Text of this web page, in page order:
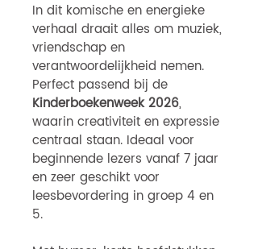
In dit komische en energieke
verhaal draait alles om muziek,
vriendschap en
verantwoordelijkheid nemen.
Perfect passend bij de
Kinderboekenweek 2026,
waarin creativiteit en expressie
centraal staan. Ideaal voor
beginnende lezers vanaf 7 jaar
en zeer geschikt voor
leesbevordering in groep 4 en
5.